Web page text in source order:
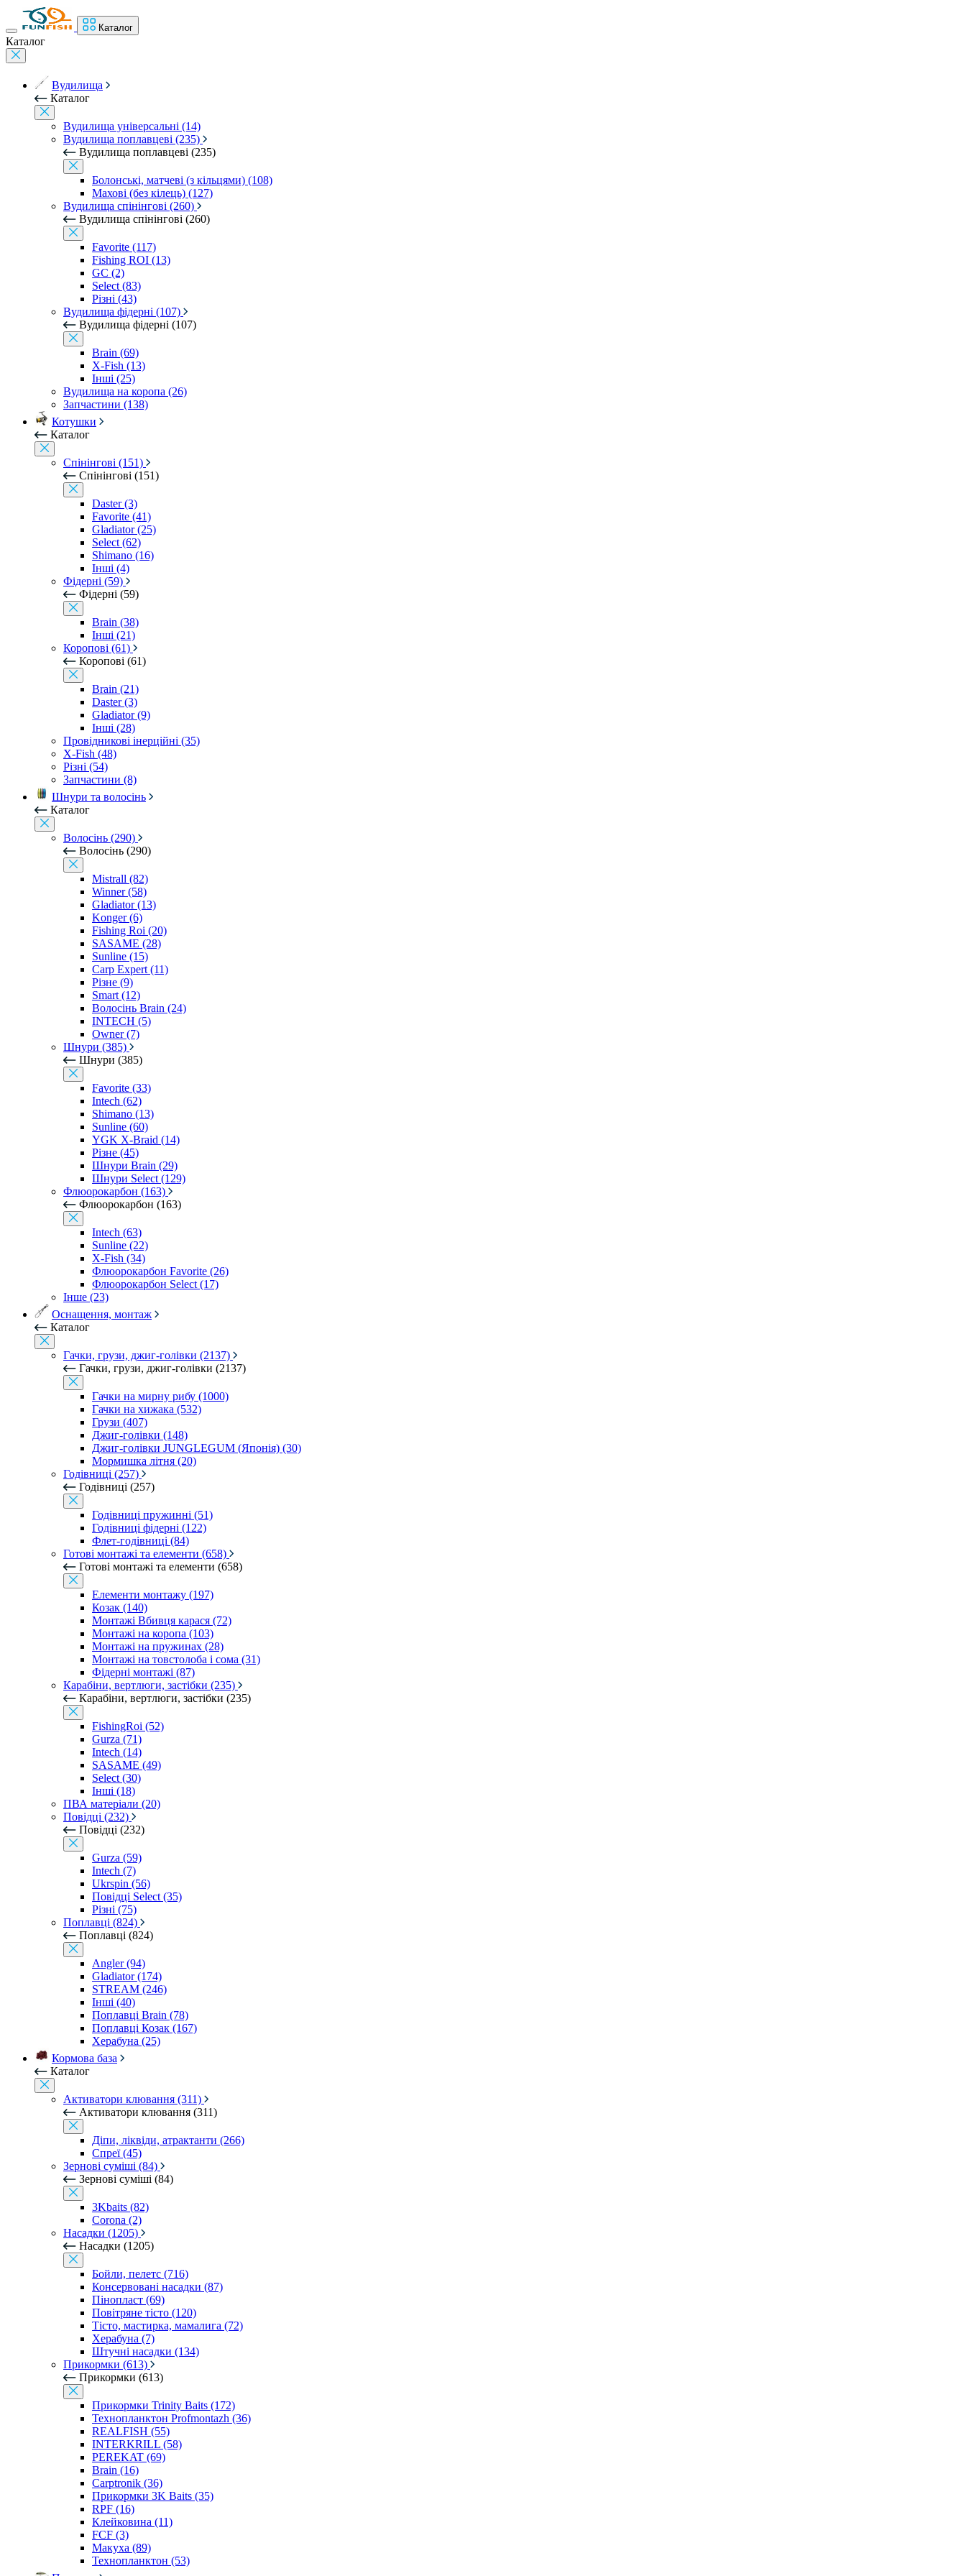
Каталог
Каталог
Вудилища
Каталог
Вудилища універсальні (14)
Вудилища поплавцеві (235)
Вудилища поплавцеві (235)
Болонські, матчеві (з кільцями) (108)
Махові (без кілець) (127)
Вудилища спінінгові (260)
Вудилища спінінгові (260)
Favorite (117)
Fishing ROI (13)
GC (2)
Select (83)
Різні (43)
Вудилища фідерні (107)
Вудилища фідерні (107)
Brain (69)
X-Fish (13)
Інші (25)
Вудилища на коропа (26)
Запчастини (138)
Котушки
Каталог
Спінінгові (151)
Спінінгові (151)
Daster (3)
Favorite (41)
Gladiator (25)
Select (62)
Shimano (16)
Інші (4)
Фідерні (59)
Фідерні (59)
Brain (38)
Інші (21)
Коропові (61)
Коропові (61)
Brain (21)
Daster (3)
Gladiator (9)
Інші (28)
Провідникові інерційні (35)
X-Fish (48)
Різні (54)
Запчастини (8)
Шнури та волосінь
Каталог
Волосінь (290)
Волосінь (290)
Mistrall (82)
Winner (58)
Gladiator (13)
Konger (6)
Fishing Roi (20)
SASAME (28)
Sunline (15)
Carp Expert (11)
Різне (9)
Smart (12)
Волосінь Brain (24)
INTECH (5)
Owner (7)
Шнури (385)
Шнури (385)
Favorite (33)
Intech (62)
Shimano (13)
Sunline (60)
YGK X-Braid (14)
Різне (45)
Шнури Brain (29)
Шнури Select (129)
Флюорокарбон (163)
Флюорокарбон (163)
Intech (63)
Sunline (22)
X-Fish (34)
Флюорокарбон Favorite (26)
Флюорокарбон Select (17)
Інше (23)
Оснащення, монтаж
Каталог
Гачки, грузи, джиг-голівки (2137)
Гачки, грузи, джиг-голівки (2137)
Гачки на мирну рибу (1000)
Гачки на хижака (532)
Грузи (407)
Джиг-голівки (148)
Джиг-голівки JUNGLEGUM (Японія) (30)
Мормишка літня (20)
Годівниці (257)
Годівниці (257)
Годівниці пружинні (51)
Годівниці фідерні (122)
Флет-годівниці (84)
Готові монтажі та елементи (658)
Готові монтажі та елементи (658)
Елементи монтажу (197)
Козак (140)
Монтажі Вбивця карася (72)
Монтажі на коропа (103)
Монтажі на пружинах (28)
Монтажі на товстолоба і сома (31)
Фідерні монтажі (87)
Карабіни, вертлюги, застібки (235)
Карабіни, вертлюги, застібки (235)
FishingRoi (52)
Gurza (71)
Intech (14)
SASAME (49)
Select (30)
Інші (18)
ПВА матеріали (20)
Повідці (232)
Повідці (232)
Gurza (59)
Intech (7)
Ukrspin (56)
Повідці Select (35)
Різні (75)
Поплавці (824)
Поплавці (824)
Angler (94)
Gladiator (174)
STREAM (246)
Інші (40)
Поплавці Brain (78)
Поплавці Козак (167)
Херабуна (25)
Кормова база
Каталог
Активатори клювання (311)
Активатори клювання (311)
Діпи, ліквіди, атрактанти (266)
Спреї (45)
Зернові суміші (84)
Зернові суміші (84)
3Kbaits (82)
Corona (2)
Насадки (1205)
Насадки (1205)
Бойли, пелетс (716)
Консервовані насадки (87)
Пінопласт (69)
Повітряне тісто (120)
Тісто, мастирка, мамалига (72)
Херабуна (7)
Штучні насадки (134)
Прикормки (613)
Прикормки (613)
Прикормки Trinity Baits (172)
Технопланктон Profmontazh (36)
REALFISH (55)
INTERKRILL (58)
PEREKAT (69)
Brain (16)
Carptronik (36)
Прикормки 3K Baits (35)
RPF (16)
Клейковина (11)
FCF (3)
Макуха (89)
Технопланктон (53)